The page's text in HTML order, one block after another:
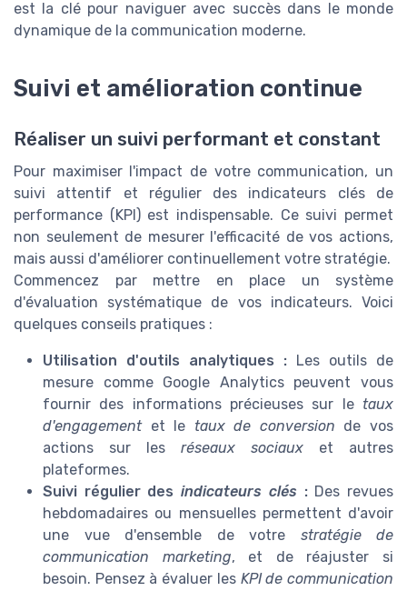
est la clé pour naviguer avec succès dans le monde
dynamique de la communication moderne.
Suivi et amélioration continue
Réaliser un suivi performant et constant
Pour maximiser l'impact de votre communication, un
suivi attentif et régulier des indicateurs clés de
performance (KPI) est indispensable. Ce suivi permet
non seulement de mesurer l'efficacité de vos actions,
mais aussi d'améliorer continuellement votre stratégie.
Commencez par mettre en place un système
d'évaluation systématique de vos indicateurs. Voici
quelques conseils pratiques :
Utilisation d'outils analytiques : Les outils de
mesure comme Google Analytics peuvent vous
fournir des informations précieuses sur le taux
d'engagementet le taux de conversion de vos
actions sur les réseaux sociaux et autres
plateformes.
Suivi régulier desindicateurs clés :Des revues
hebdomadaires ou mensuelles permettent d'avoir
une vue d'ensemble de votre stratégie de
communication marketing, et de réajuster si
besoin. Pensez à évaluer les KPI de communication